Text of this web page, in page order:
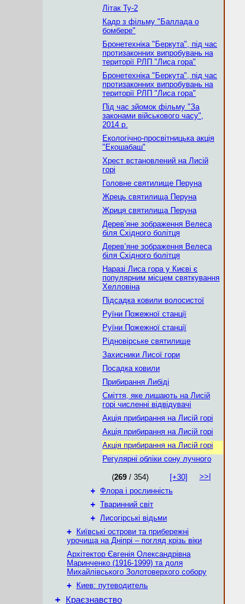
Літак Ту-2
Кадр з фільму "Баллада о
бомбере"
Бронетехніка "Беркута", під час
протизаконних випробувань на
території РЛП "Лиса гора"
Бронетехніка "Беркута", під час
протизаконних випробувань на
території РЛП "Лиса гора"
Під час зйомок фільму "За
законами військового часу",
2014 р.
Екологічно-просвітницька акція
"Екошабаш"
Хрест встановлений на Лисій
горі
Головне святилище Перуна
Жрець святилища Перуна
Жриця святилища Перуна
Дерев’яне зображення Велеса
біля Східного болітця
Дерев’яне зображення Велеса
біля Східного болітця
Наразі Лиса гора у Києві є
популярним місцем святкування
Хелловіна
Підсадка ковили волосистої
Руїни Пожежної станції
Руїни Пожежної станції
Рідновірське святилище
Захисники Лисої гори
Посадка ковили
Прибирання Либіді
Сміття, яке лишають на Лисій
горі численні відвідувачі
Акція прибирання на Лисій горі
Акція прибирання на Лисій горі
Акція прибирання на Лисій горі
Регулярні обліки сону лучного
(269 / 354) [+30]
>>|
+ Флора і рослинність
+ Тваринний світ
+ Лисогірські відьми
+
Київські острови та прибережні
урочища на Дніпрі – погляд крізь віки
Архітектор Євгенія Олександрівна
Маринченко (1916-1999) та доля
Михайлівського Золотоверхого собору
+
Киев: путеводитель
+ Краєзнавство